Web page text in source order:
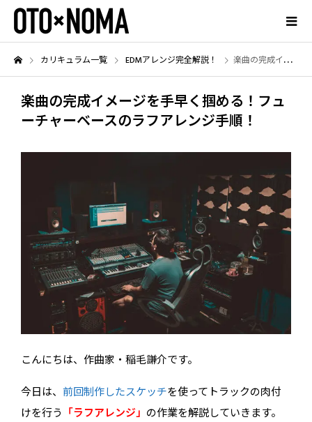
カリキュラム一覧 EDMアレンジ完全解説！ 楽曲の完成イメージを手早く掴める！フューチャーベースのラフアレンジ手順！
楽曲の完成イメージを手早く掴める！フュ
ーチャーベースのラフアレンジ手順！
こんにちは、作曲家・稲毛謙介です。
今日は、前回制作したスケッチを使ってトラックの肉付
けを行う 「ラフアレンジ」 の作業を解説していきます。